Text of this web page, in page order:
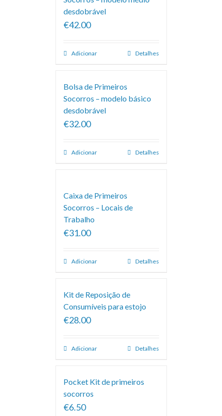
desdobrável
€42.00
Adicionar Detalhes
Bolsa de Primeiros
Socorros – modelo básico
desdobrável
€32.00
Adicionar Detalhes
Caixa de Primeiros
Socorros – Locais de
Trabalho
€31.00
Adicionar Detalhes
Kit de Reposição de
Consumíveis para estojo
€28.00
Adicionar Detalhes
Pocket Kit de primeiros
socorros
€6.50